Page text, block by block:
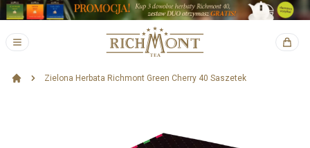
Zielona Herbata Richmont Green Cherry 40 Saszetek